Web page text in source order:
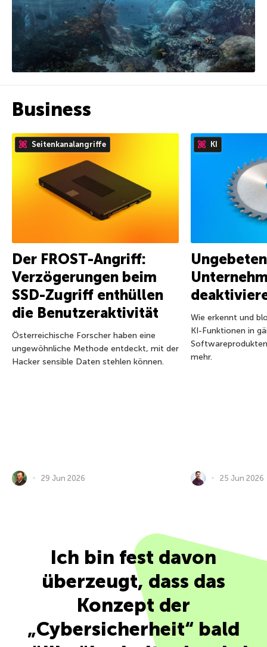
Business
Seitenkanalangriffe
Der FROST-Angriff:
Verzögerungen beim
SSD-Zugriff enthüllen
die Benutzeraktivität
Österreichische Forscher haben eine
ungewöhnliche Methode entdeckt, mit der
Hacker sensible Daten stehlen können.
29 Jun 2026
KI
Wie erkennt und
KI-Funktionen in
mehr.
25 Jun 2026
Ich bin fest davon
überzeugt, dass das
Konzept der
„Cybersicherheit“ bald